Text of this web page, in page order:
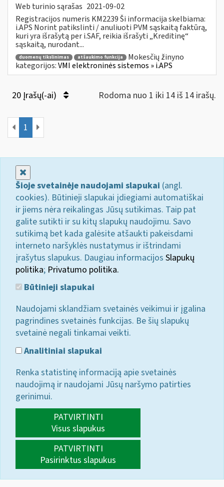
Web turinio sąrašas 2021-09-02
Registracijos numeris KM2239 Ši informacija skelbiama:
i.APS Norint patikslinti / anuliuoti PVM sąskaitą faktūrą,
kuri yra išrašytą per i.SAF, reikia išrašyti „Kreditinę“
sąskaitą, nurodant...
duomenų tikslinimas atšaukimo funkcija
Mokesčių žinyno
kategorijos:VMI elektroninės sistemos » i.APS
20 Įrašų(-ai) Rodoma nuo 1 iki 14 iš 14 irašų.
1
Šioje svetainėje naudojami slapukai (angl.
cookies). Būtinieji slapukai įdiegiami automatiškai
ir jiems nėra reikalingas Jūsų sutikimas. Taip pat
galite sutikti ir su kitų slapukų naudojimu. Savo
sutikimą bet kada galėsite atšaukti pakeisdami
interneto naršyklės nustatymus ir ištrindami
įrašytus slapukus. Daugiau informacijos Slapukų
politika; Privatumo politika.
Būtinieji slapukai
Naudojami sklandžiam svetainės veikimui ir įgalina
pagrindines svetainės funkcijas. Be šių slapukų
svetainė negali tinkamai veikti.
Analitiniai slapukai
Renka statistinę informaciją apie svetainės
naudojimą ir naudojami Jūsų naršymo patirties
gerinimui.
PATVIRTINTI
Visus slapukus
PATVIRTINTI
Pasirinktus slapukus